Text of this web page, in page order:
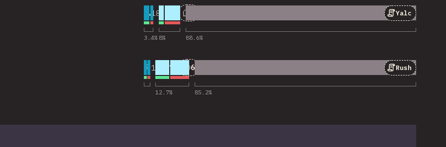
Yalc
3.4% 8% 88.6%
18,145
Nhận xét cho “Yalc”
8 Rush
12.7% 85.2%
18,173
Nhận xét cho “Rush”
6